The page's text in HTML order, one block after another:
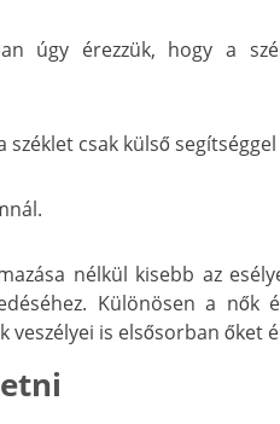
úgy érezzük, hogy a
széklet csak külső
nélkül kisebb az
Különösen a nők
veszélyei is elsősorban őket